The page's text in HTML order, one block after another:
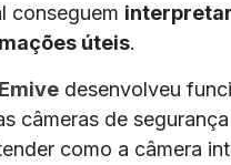
conseguem
úteis.
Emive desenvolveu
câmeras de
como a câmera